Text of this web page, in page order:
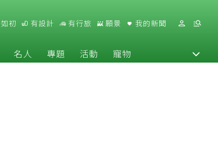
初 有設計 有行旅 願景 我的新聞
名人 專題 活動 寵物